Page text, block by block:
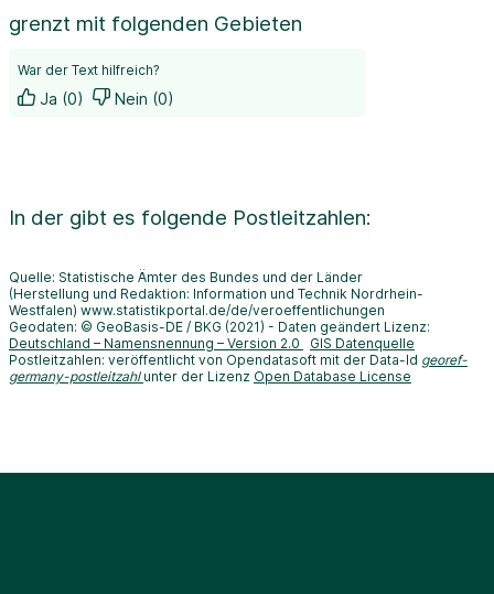
grenzt mit folgenden Gebieten
War der Text hilfreich?
Ja (0) Nein (0)
In der gibt es folgende Postleitzahlen:
Quelle: Statistische Ämter des Bundes und der Länder
(Herstellung und Redaktion: Information und Technik Nordrhein-
Westfalen) www.statistikportal.de/de/veroeffentlichungen
Geodaten: © GeoBasis-DE / BKG (2021) - Daten geändert Lizenz:
Deutschland – Namensnennung – Version 2.0
GIS Datenquelle
Postleitzahlen: veröffentlicht von Opendatasoft mit der Data-Id georef-
germany-postleitzahl unter der Lizenz Open Database License